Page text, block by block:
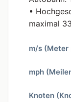
•
maximal
m/s (Meter
mph
Knoten